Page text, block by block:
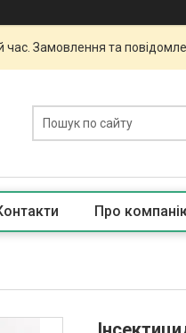
час. Замовлення та
Про